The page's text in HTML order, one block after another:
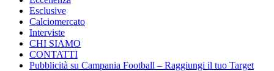
Esclusive
Calciomercato
Interviste
CHI SIAMO
CONTATTI
Pubblicità su Campania Football – Raggiungi il tuo Target